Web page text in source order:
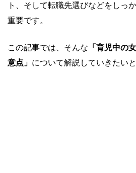
ト、そして転職先選びなどをしっ
重要です。
この記事では、そんな 「育児中の
意点」 について解説していきたいと